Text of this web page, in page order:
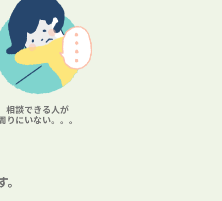
相談できる人が
りにいない。。。